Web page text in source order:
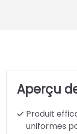
Aperçu
Produit
uniformes